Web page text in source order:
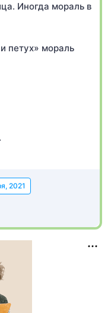
Иногда мораль в
петух» мораль
2021